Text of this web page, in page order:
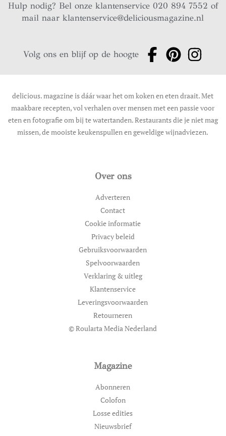
Hulp nodig? Bel onze klantenservice 020 894 7552 of
mail naarklantenservice@deliciousmagazine.nl
Volg ons en blijf op de hoogte
delicious. magazine is dáár waar het om koken en eten draait. Met
maakbare recepten, vol verhalen over mensen met een passie voor
eten en fotografie om bij te watertanden. Restaurants die je niet mag
missen, de mooiste keukenspullen en geweldige wijnadviezen.
Over ons
Adverteren
Contact
Cookie informatie
Privacy beleid
Gebruiksvoorwaarden
Spelvoorwaarden
Verklaring & uitleg
Klantenservice
Leveringsvoorwaarden
Retourneren
© Roularta Media Nederland
Magazine
Abonneren
Colofon
Losse edities
Nieuwsbrief